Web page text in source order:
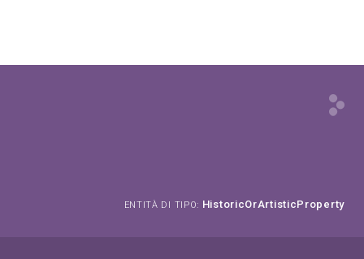
ENTITÀ DI TIPO: HistoricOrArtisticProperty